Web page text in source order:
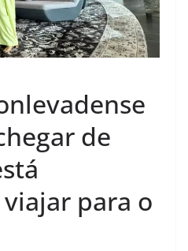
de
para o